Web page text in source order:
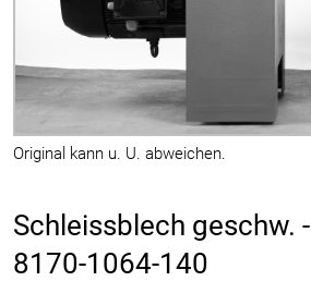
Original kann u. U. abweichen.
Schleissblech geschw. -
8170-1064-140